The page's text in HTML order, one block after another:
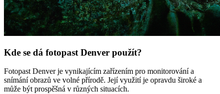
Kde se dá fotopast Denver použít?
Fotopast Denver je vynikajícím zařízením pro monitorování a
snímání obrazů ve volné přírodě. Její využití je opravdu široké a
může být prospěšná v různých situacích.